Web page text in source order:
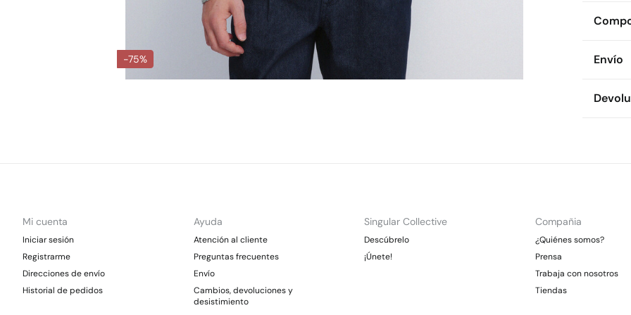
-75% Envío
*Días
Mi cuenta
Iniciar sesión
Registrarme
Direcciones de envío
Historial de pedidos
Ayuda
Atención al cliente
Preguntas frecuentes
Envío
Cambios, devoluciones y
desistimiento
Singular Collective
Descúbrelo
¡Únete!
Compañia
¿Quiénes somos?
Prensa
Trabaja con nosotros
Tiendas